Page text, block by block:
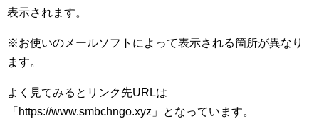
表示されます。
※お使いのメールソフトによって表示される箇所が異なり
ます。
よく見てみるとリンク先URLは
「https://www.smbchngo.xyz」となっています。